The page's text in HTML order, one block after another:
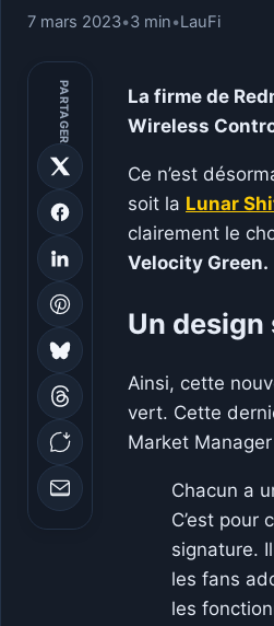
7 mars 2023•3 min•LauFi
PARTAGER
La firme de
Wireless
Ce n’est
soit la Lunar
clairement le
Velocity Green.
Un design
Ainsi, cette
vert. Cette
Market
Chacun a
C’est pour
signature.
les fans
les